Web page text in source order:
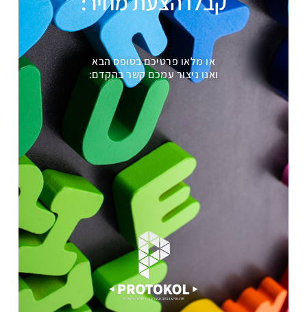
או מלאו פרטיכם בטופס הבא
ואנו ניצור עמכם קשר בהקדם: